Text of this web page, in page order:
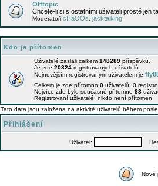
Offtopic
Chcete-li si s ostatními uživateli prostě jen
Moderátoři cHaOOs jacktalking
Kdo je přítomen
Uživatelé zaslali celkem 148289 příspěvků.
Je zde 20324 registrovaných uživatelů.
Nejnovějším registrovaným uživatelem je
Celkem je zde přítomno 0 uživatelů: 0
Nejvíce zde bylo současně přítomno 83
Registrovaní uživatelé: nikdo není přítomen
Tato data jsou založena na aktivitě uživatelů během
Přihlášení
Uživatel:
Nové